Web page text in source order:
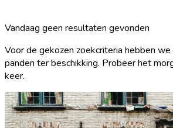
Vandaag geen resultaten gevonden
Voor de gekozen zoekcriteria hebben
panden ter beschikking. Probeer het
keer.